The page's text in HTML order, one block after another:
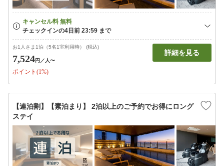
お1人さま1泊（5名1室利用時） (税込)
7,524円 ／人〜
ポイント(1%)
詳細を見る
【連泊割】【素泊まり】 2泊以上のご予約でお得にロング
ステイ